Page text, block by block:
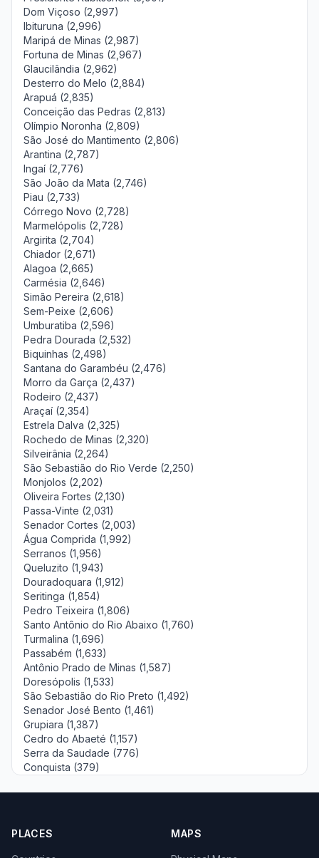
Dom Viçoso (2,997)
Ibituruna (2,996)
Maripá de Minas (2,987)
Fortuna de Minas (2,967)
Glaucilândia (2,962)
Desterro do Melo (2,884)
Arapuá (2,835)
Conceição das Pedras (2,813)
Olímpio Noronha (2,809)
São José do Mantimento (2,806)
Arantina (2,787)
Ingaí (2,776)
São João da Mata (2,746)
Piau (2,733)
Córrego Novo (2,728)
Marmelópolis (2,728)
Argirita (2,704)
Chiador (2,671)
Alagoa (2,665)
Carmésia (2,646)
Simão Pereira (2,618)
Sem-Peixe (2,606)
Umburatiba (2,596)
Pedra Dourada (2,532)
Biquinhas (2,498)
Santana do Garambéu (2,476)
Morro da Garça (2,437)
Rodeiro (2,437)
Araçaí (2,354)
Estrela Dalva (2,325)
Rochedo de Minas (2,320)
Silveirânia (2,264)
São Sebastião do Rio Verde (2,250)
Monjolos (2,202)
Oliveira Fortes (2,130)
Passa-Vinte (2,031)
Senador Cortes (2,003)
Água Comprida (1,992)
Serranos (1,956)
Queluzito (1,943)
Douradoquara (1,912)
Seritinga (1,854)
Pedro Teixeira (1,806)
Santo Antônio do Rio Abaixo (1,760)
Turmalina (1,696)
Passabém (1,633)
Antônio Prado de Minas (1,587)
Doresópolis (1,533)
São Sebastião do Rio Preto (1,492)
Senador José Bento (1,461)
Grupiara (1,387)
Cedro do Abaeté (1,157)
Serra da Saudade (776)
Conquista (379)
PLACES MAPS